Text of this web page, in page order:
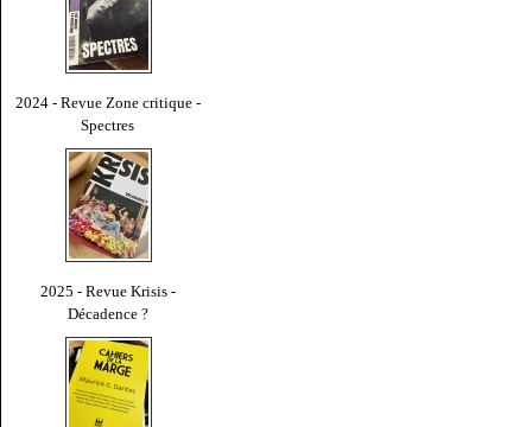
2024 - Revue Zone critique -
Spectres
2025 - Revue Krisis -
Décadence ?